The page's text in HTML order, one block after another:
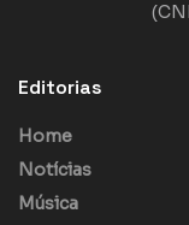
Editorias
Home
Notícias
Música